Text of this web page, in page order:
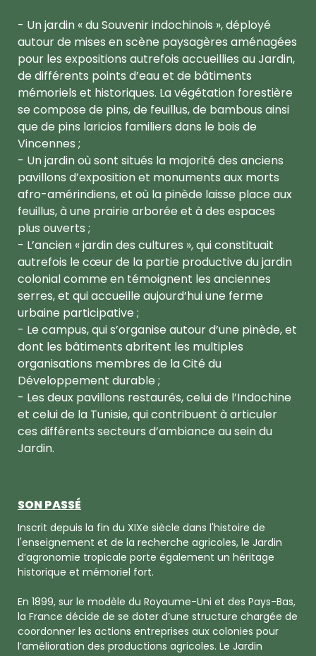
- Un jardin « du Souvenir indochinois », déployé
autour de mises en scène paysagères aménagées
pour les expositions autrefois accueillies au Jardin,
de différents points d’eau et de bâtiments
mémoriels et historiques. La végétation forestière
se compose de pins, de feuillus, de bambous ainsi
que de pins laricios familiers dans le bois de
Vincennes ;
- Un jardin où sont situés la majorité des anciens
pavillons d’exposition et monuments aux morts
afro-amérindiens, et où la pinède laisse place aux
feuillus, à une prairie arborée et à des espaces
plus ouverts ;
- L’ancien « jardin des cultures », qui constituait
autrefois le cœur de la partie productive du jardin
colonial comme en témoignent les anciennes
serres, et qui accueille aujourd’hui une ferme
urbaine participative ;
- Le campus, qui s’organise autour d’une pinède, et
dont les bâtiments abritent les multiples
organisations membres de la Cité du
Développement durable ;
- Les deux pavillons restaurés, celui de l’Indochine
et celui de la Tunisie, qui contribuent à articuler
ces différents secteurs d’ambiance au sein du
Jardin.
SON PASSÉ
Inscrit depuis la fin du XIXe siècle dans l'histoire de
l'enseignement et de la recherche agricoles, le Jardin
d’agronomie tropicale porte également un héritage
historique et mémoriel fort.
En 1899, sur le modèle du Royaume-Uni et des Pays-Bas,
la France décide de se doter d’une structure chargée de
coordonner les actions entreprises aux colonies pour
l’amélioration des productions agricoles. Le Jardin